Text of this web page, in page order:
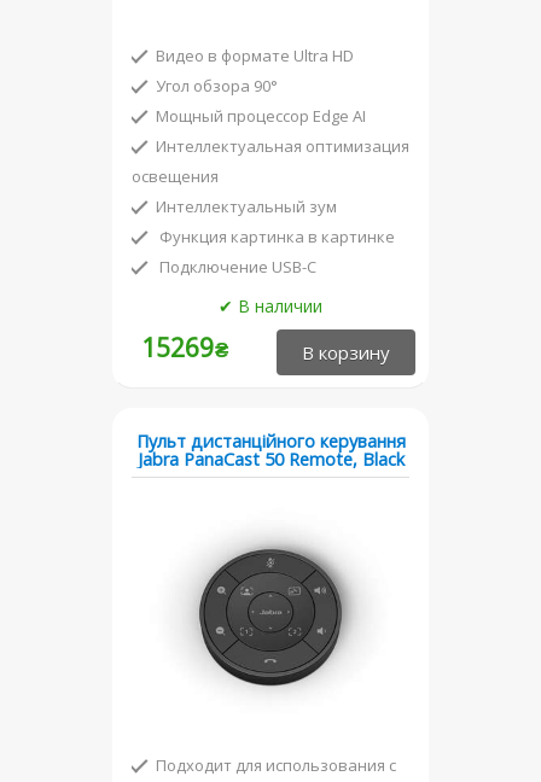
Видео в формате Ultra HD
Угол обзора 90°
Мощный процессор Edge AI
Интеллектуальная оптимизация
освещения
Интеллектуальный зум
Функция картинка в картинке
Подключение USB-C
15269₴
Пульт дистанційного керування
Jabra PanaCast 50 Remote, Black
Подходит для использования с